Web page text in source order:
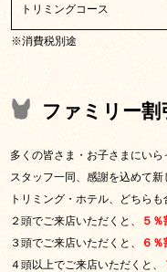
トリミングコース
※消費税別途
ファミリー割
多くの皆さま・お子さまにいら
スタッフ一同、感謝を込めて
トリミング・ホテル、どちら
２頭でご来店いただくと、
５％
３頭でご来店いただくと、
６％
４頭以上でご来店いただくと、